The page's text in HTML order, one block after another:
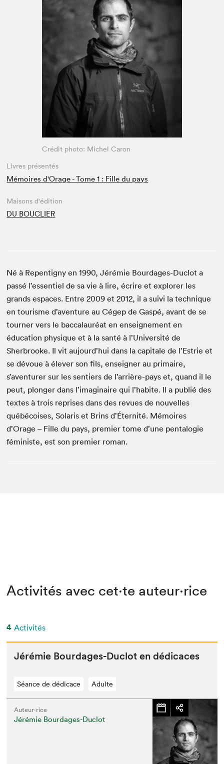
Espace enseignant·e·s
Crédit photo: Michel Caron
Livres présentés
Mémoires d'Orage - Tome 1 : Fille du pays
Maisons d'édition
DU BOUCLIER
Né à Repentigny en 1990, Jérémie Bourdages-Duclot a
passé l’essentiel de sa vie à lire, écrire et explorer les
grands espaces. Entre 2009 et 2012, il a suivi la technique
en tourisme d’aventure au Cégep de Gaspé, avant de se
tourner vers le baccalauréat en enseignement en
éducation physique et à la santé à l’Université de
Sherbrooke. Il vit aujourd’hui dans la capitale de l’Estrie et
se dévoue à élever son fils, enseigner au primaire,
s’aventurer sur les sentiers de l’arrière-pays et, quand il le
peut, plonger dans l’imaginaire qui l’habite. Il a publié des
textes à trois reprises dans des revues de nouvelles
québécoises, Solaris et Brins d’Éternité. Mémoires
d’Orage – Fille du pays, premier tome d’une pentalogie
féministe, est son premier roman.
Activités avec cet·te auteur·rice
4 Activités
Jérémie Bourdages-Duclot en dédicaces
Séance de dédicace Adulte
Auteur·rice
Jérémie Bourdages-Duclot